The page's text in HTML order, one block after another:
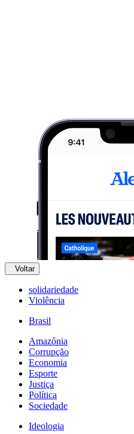
Voltar
solidariedade
Violência
Brasil
Amazônia
Corrupção
Economia
Esporte
Justiça
Política
Sociedade
Ideologia